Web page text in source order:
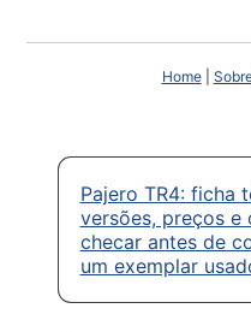
Home|
Pajero TR4: ficha
versões, preços e
checar antes de
um exemplar